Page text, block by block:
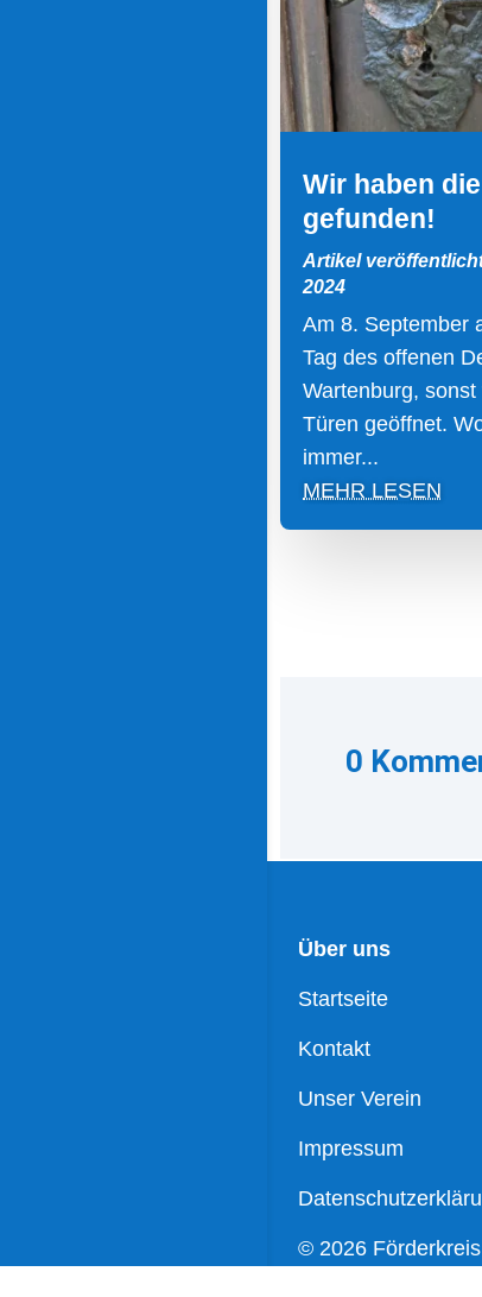
Wir haben
gefunden!
Artikel
2024
Am 8. September
Tag des offenen
Wartenburg,
Türen geöffnet.
immer...
MEHR LESEN
0
Über uns
Startseite
Kontakt
Unser Verein
Impressum
© 2026 Förderkreis